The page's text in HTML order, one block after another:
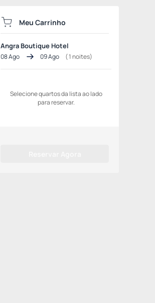
Meu Carrinho
Angra Boutique Hotel
08 Ago 09 Ago (1noites)
Selecione quartos da lista ao lado
para reservar.